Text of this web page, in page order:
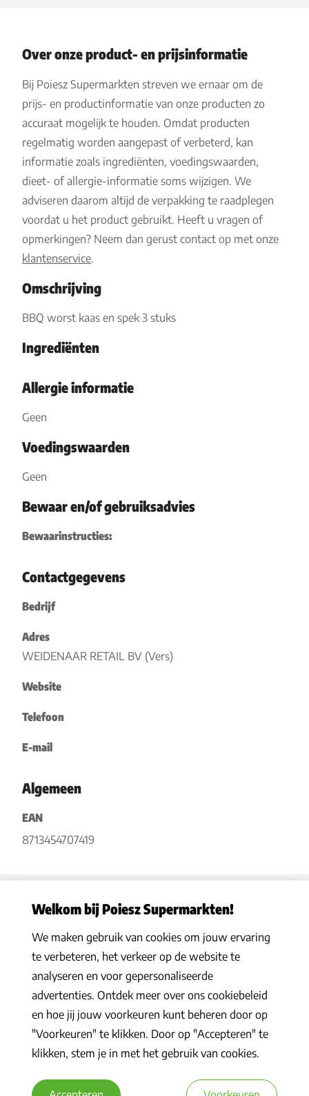
Over onze product- en prijsinformatie
Bij Poiesz Supermarkten streven we ernaar om de
prijs- en productinformatie van onze producten zo
accuraat mogelijk te houden. Omdat producten
regelmatig worden aangepast of verbeterd, kan
informatie zoals ingrediënten, voedingswaarden,
dieet- of allergie-informatie soms wijzigen. We
adviseren daarom altijd de verpakking te raadplegen
voordat u het product gebruikt. Heeft u vragen of
opmerkingen? Neem dan gerust contact op met onze
klantenservice.
Omschrijving
BBQ worst kaas en spek 3 stuks
Ingrediënten
Allergie informatie
Geen
Voedingswaarden
Geen
Bewaar en/of gebruiksadvies
Bewaarinstructies:
Contactgegevens
Bedrijf
Adres
WEIDENAAR RETAIL BV (Vers)
Website
Telefoon
E-mail
Algemeen
EAN
8713454707419
Privacy statement|Algemene voorwaarden |Hoe werkt het |
Veelgestelde vragen|Cookies
© 2026 Poiesz Supermarkten B.V. Alle rechten voorbehouden
Welkom bij Poiesz Supermarkten!
We maken gebruik van cookies om jouw ervaring
te verbeteren, het verkeer op de website te
analyseren en voor gepersonaliseerde
advertenties. Ontdek meer over ons cookiebeleid
en hoe jij jouw voorkeuren kunt beheren door op
"Voorkeuren" te klikken. Door op "Accepteren" te
klikken, stem je in met het gebruik van cookies.